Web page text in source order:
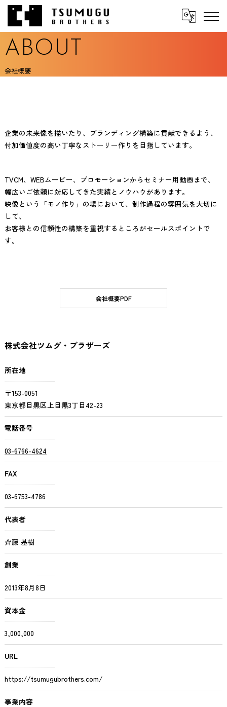
ABOUT
会社概要
企業の未来像を描いたり、ブランディング構築に貢献できるよう、
付加価値度の高い丁寧なストーリー作りを目指しています。
TVCM、WEBムービー、プロモーションからセミナー用動画まで、
幅広いご依頼に対応してきた実績とノウハウがあります。
映像という「モノ作り」の場において、制作過程の雰囲気を大切に
して、
お客様との信頼性の構築を重視するところがセールスポイントで
す。
会社概要PDF
株式会社ツムグ・ブラザーズ
所在地
〒153-0051
東京都目黒区上目黒3丁目42-23
電話番号
03-6766-4624
FAX
03-6753-4786
代表者
齊藤 基樹
創業
2013年8月8日
資本金
3,000,000
URL
https://tsumugubrothers.com/
事業内容